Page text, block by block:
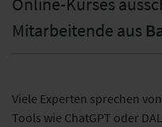
Mitarbeitende aus
Viele Experten sprechen
Tools wie ChatGPT oder